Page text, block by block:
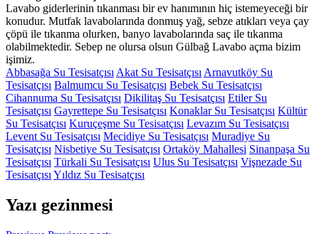
Lavabo giderlerinin tıkanması bir ev hanımının hiç istemeyeceği bir
konudur. Mutfak lavabolarında donmuş yağ, sebze atıkları veya çay
çöpü ile tıkanma olurken, banyo lavabolarında saç ile tıkanma
olabilmektedir. Sebep ne olursa olsun Gülbağ Lavabo açma bizim
işimiz.
Abbasağa Su TesisatçısıAkat Su TesisatçısıArnavutköy Su
Tesisatçısı Balmumcu Su Tesisatçısı Bebek Su Tesisatçısı
Cihannuma Su Tesisatçısı Dikilitaş Su Tesisatçısı Etiler Su
Tesisatçısı Gayrettepe Su Tesisatçısı Konaklar Su Tesisatçısı Kültür
Su Tesisatçısı Kuruçeşme Su Tesisatçısı Levazım Su Tesisatçısı
Levent Su Tesisatçısı Mecidiye Su Tesisatçısı Muradiye Su
Tesisatçısı Nisbetiye Su Tesisatçısı Ortaköy Mahallesi Sinanpaşa Su
Tesisatçısı Türkali Su Tesisatçısı Ulus Su Tesisatçısı Vişnezade Su
TesisatçısıYıldız Su Tesisatçısı
Yazı gezinmesi